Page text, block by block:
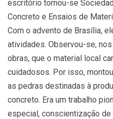
escritório tornou-se
Concreto e Ensaios de
Com o advento de Brasília,
atividades. Observou-se,
obras, que o material local
cuidadosos. Por isso,
as pedras destinadas à
concreto. Era um trabalho
especial, conscientização